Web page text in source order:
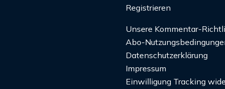
Registrieren
Unsere Kommentar-
Abo-
Datenschutzerklärung
Impressum
Einwilligung Tracking